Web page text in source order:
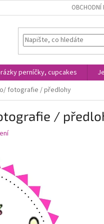
OBCHODNÍ
perníčky, cupcakes
fotografie / předlohy
/